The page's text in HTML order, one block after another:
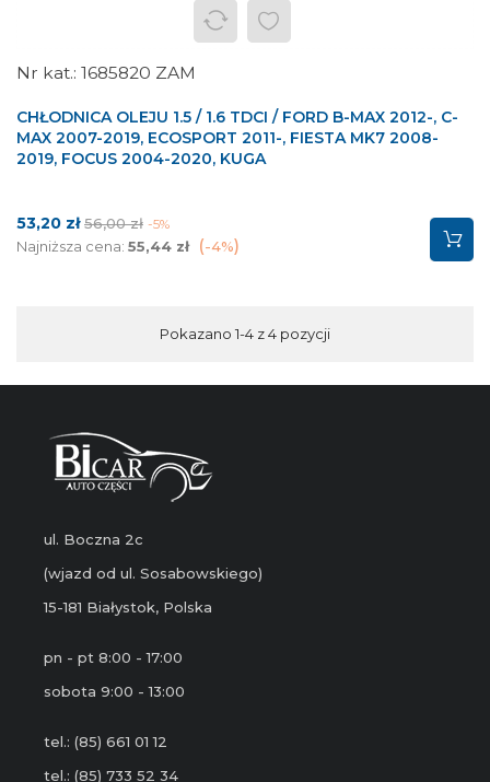
1685820 ZAM
CHŁODNICA OLEJU 1.5 / 1.6 TDCI / FORD B-MAX 2012-, C-
MAX 2007-2019, ECOSPORT 2011-, FIESTA MK7 2008-
2019, FOCUS 2004-2020, KUGA
Cena
53,20 zł Cena
podstawowa
56,00 zł -5%
Najniższa cena: 55,44 zł -4%
Pokazano 1-4 z 4 pozycji
ul. Boczna 2c
(wjazd od ul. Sosabowskiego)
15-181 Białystok, Polska
pn - pt 8:00 - 17:00
sobota 9:00 - 13:00
tel.: (85) 661 01 12
tel.: (85) 733 52 34